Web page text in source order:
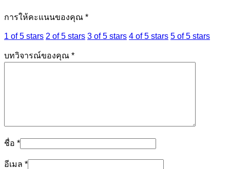
การให้คะแนนของคุณ *
1 of 5 stars 2 of 5 stars 3 of 5 stars 4 of 5 stars 5 of 5 stars
บทวิจารณ์ของคุณ *
ชื่อ *
อีเมล *